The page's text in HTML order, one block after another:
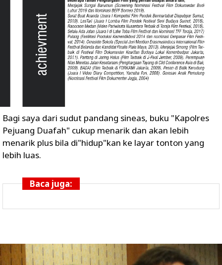
Bagi saya dari sudut pandang sineas, buku "Kapolres
Pejuang Duafah" cukup menarik dan akan lebih
menarik plus bila di"hidup"kan ke layar tonton yang
lebih luas.
Baca juga: